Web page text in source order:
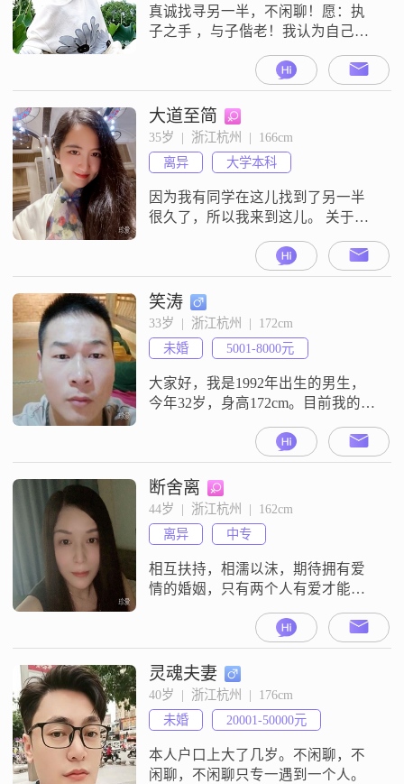
真诚找寻另一半，不闲聊！愿：执
子之手 ，与子偕老！我认为自己是
一个知性优雅的人，注重内在修养
与外在形象的平衡。在与人相处
时，我非常注重信任和包容，相信
通过真诚的沟通可以解决大部分问
题。我坚决反对冷战，认为及时回
应是维持关系和谐的重要方式
大道至简
35岁  |  浙江杭州  |  166cm
离异
大学本科
因为我有同学在这儿找到了另一半
很久了，所以我来到这儿。 关于
人生的真谛与本质，明白了真正重
要的是什么，把时间用在真正重要
的有意义的事情上。所以我的生活
日复一日的简单纯粹：每天早晨听
已经听了十几年的财经早餐和
TED，然后写字，听企业运营知
识，练半小时舞蹈，然后练半小时
瑜伽拉伸和体能训练。下午
笑涛
33岁  |  浙江杭州  |  172cm
未婚
5001-8000元
大家好，我是1992年出生的男生，
今年32岁，身高172cm。目前我的工
在5001元到8000元这个区间。关于
我的性格，大家评价我是一个稳重
可靠的人，平时做事自信果断，责
任感比较强。平时心态比较乐观积
极，性格成熟稳重，随和易相处。
在生活方面，我比较注重健康养
生，平时喜欢美食探店，也喜欢做
菜
断舍离
44岁  |  浙江杭州  |  162cm
离异
中专
相互扶持，相濡以沫，期待拥有爱
情的婚姻，只有两个人有爱才能成
灵魂夫妻
40岁  |  浙江杭州  |  176cm
未婚
20001-50000元
本人户口上大了几岁。不闲聊，不
闲聊，不闲聊只专一遇到一个人。